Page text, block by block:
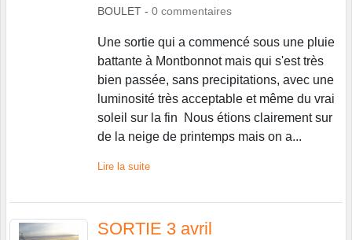
BOULET - 0 commentaires
Une sortie qui a commencé sous une pluie
battante à Montbonnot mais qui s'est très
bien passée, sans precipitations, avec une
luminosité très acceptable et même du vrai
soleil sur la fin Nous étions clairement sur
de la neige de printemps mais on a...
Lire la suite
SORTIE 3 avril